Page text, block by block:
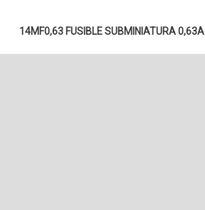
14MF0,63 FUSIBLE SUBMINIATURA 0,63A